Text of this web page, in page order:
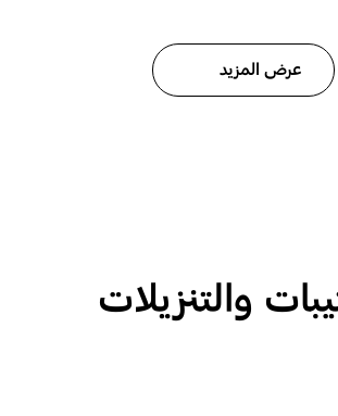
عرض المزيد
والتنزيلات